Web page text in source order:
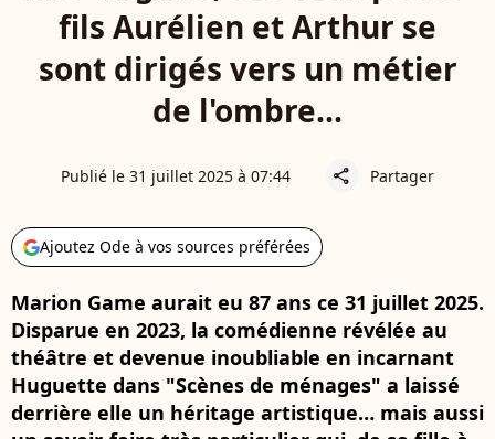
fils Aurélien et Arthur se
sont dirigés vers un métier
de l'ombre...
Publié le 31 juillet 2025 à 07:44 share Partager
Ajoutez Ode à vos sources préférées
Marion Game aurait eu 87 ans ce 31 juillet 2025.
Disparue en 2023, la comédienne révélée au
théâtre et devenue inoubliable en incarnant
Huguette dans "Scènes de ménages" a laissé
derrière elle un héritage artistique… mais aussi